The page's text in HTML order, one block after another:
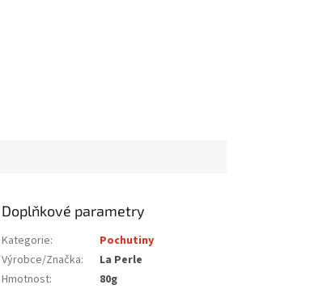
Doplňkové parametry
Kategorie:
Pochutiny
Výrobce/Značka:
La Perle
Hmotnost:
80g